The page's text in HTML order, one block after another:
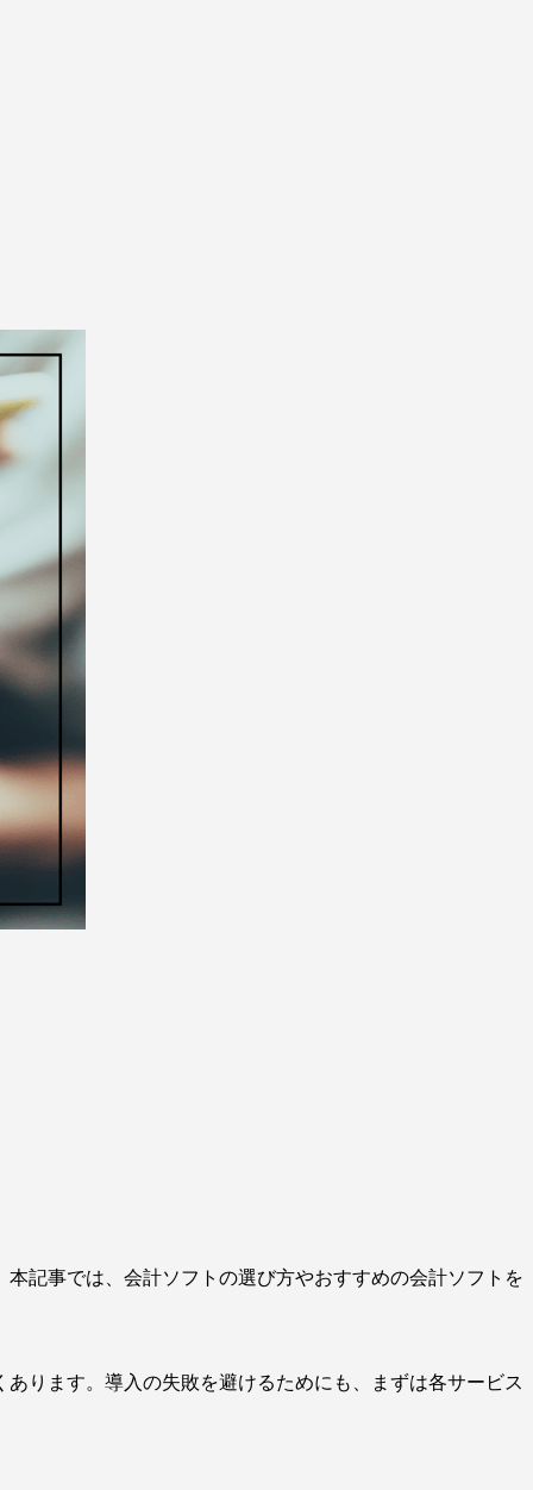
記事では、会計ソフトの選び方やおすすめの会計ソフトを
ります。導入の失敗を避けるためにも、まずは各サービス